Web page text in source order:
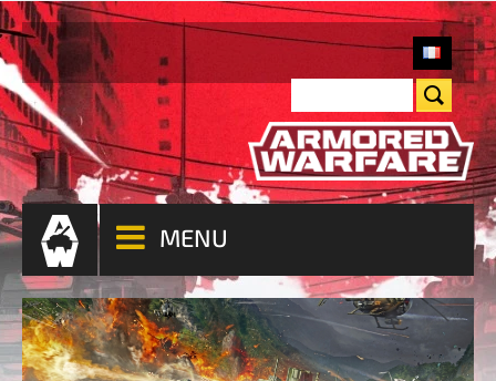
MENU